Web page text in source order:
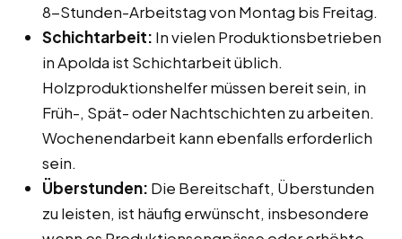
8-Stunden-Arbeitstag von Montag bis Freitag.
Schichtarbeit: In vielen Produktionsbetrieben
in Apolda ist Schichtarbeit üblich.
Holzproduktionshelfer müssen bereit sein, in
Früh-, Spät- oder Nachtschichten zu arbeiten.
Wochenendarbeit kann ebenfalls erforderlich
sein.
Überstunden: Die Bereitschaft, Überstunden
zu leisten, ist häufig erwünscht, insbesondere